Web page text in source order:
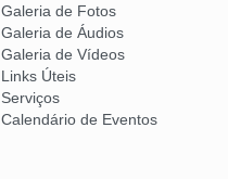
Galeria de Fotos
Galeria de Áudios
Galeria de Vídeos
Links Úteis
Serviços
Calendário de Eventos